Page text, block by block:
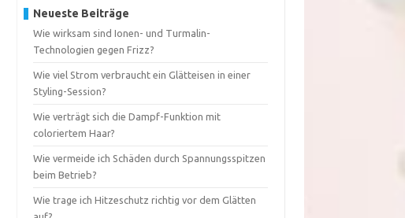
Neueste Beiträge
Wie wirksam sind Ionen- und Turmalin-
Technologien gegen Frizz?
Wie viel Strom verbraucht ein Glätteisen in einer
Styling-Session?
Wie verträgt sich die Dampf-Funktion mit
coloriertem Haar?
Wie vermeide ich Schäden durch Spannungsspitzen
beim Betrieb?
Wie trage ich Hitzeschutz richtig vor dem Glätten